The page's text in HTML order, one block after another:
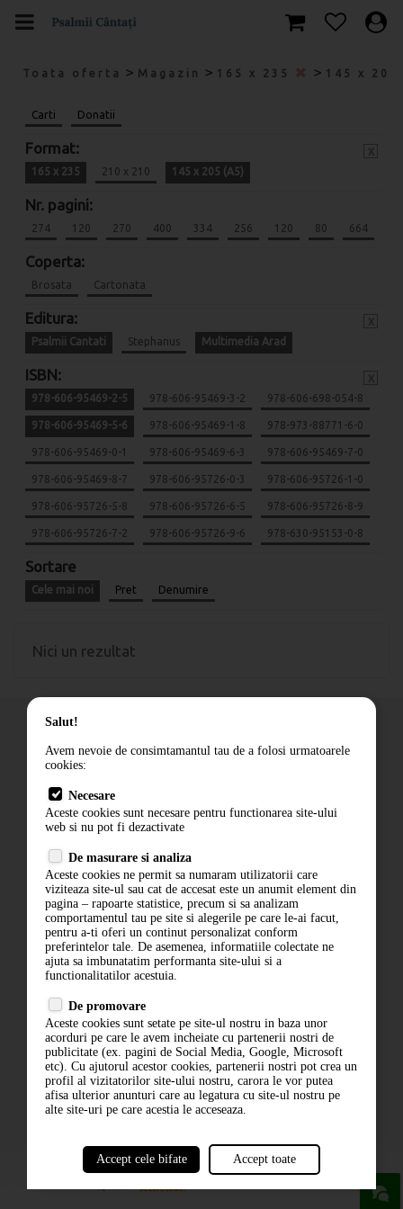
Toata oferta > Magazin > 165 x 235 > 145 x
Carti Donatii
Format:
165 x 235 210 x 210 145 x 205 (A5)
Nr. pagini:
274 120 270 400 334 256 120 80 664
Coperta:
Brosata Cartonata
Editura:
Psalmii Cantati Stephanus Multimedia Arad
ISBN:
978-606-95469-2-5 978-606-95469-3-2 978-606-698-054-8
978-606-95469-5-6 978-606-95469-1-8 978-973-88771-6-0
978-606-95469-0-1 978-606-95469-6-3 978-606-95469-7-0
978-606-95469-8-7 978-606-95726-0-3 978-606-95726-1-0
978-606-95726-5-8 978-606-95726-6-5 978-606-95726-8-9
978-606-95726-7-2 978-606-95726-9-6 978-630-95153-0-8
Sortare
Cele mai noi Pret Denumire
Nici un rezultat
Cum comand
Livrare
Contact
Politica de confidentialitate
ANPC
ABONARE LA NEWSLETTER
ABONARE
Salut!
Avem nevoie de consimtamantul tau de a folosi urmatoarele
cookies:
Necesare
Aceste cookies sunt necesare pentru functionarea site-ului
web si nu pot fi dezactivate
De masurare si analiza
Aceste cookies ne permit sa numaram utilizatorii care
viziteaza site-ul sau cat de accesat este un anumit element din
pagina – rapoarte statistice, precum si sa analizam
comportamentul tau pe site si alegerile pe care le-ai facut,
pentru a-ti oferi un continut personalizat conform
preferintelor tale. De asemenea, informatiile colectate ne
ajuta sa imbunatatim performanta site-ului si a
functionalitatilor acestuia.
De promovare
Aceste cookies sunt setate pe site-ul nostru in baza unor
acorduri pe care le avem incheiate cu partenerii nostri de
publicitate (ex. pagini de Social Media, Google, Microsoft
etc). Cu ajutorul acestor cookies, partenerii nostri pot crea un
profil al vizitatorilor site-ului nostru, carora le vor putea
afisa ulterior anunturi care au legatura cu site-ul nostru pe
alte site-uri pe care acestia le acceseaza.
Accept cele bifate Accept toate